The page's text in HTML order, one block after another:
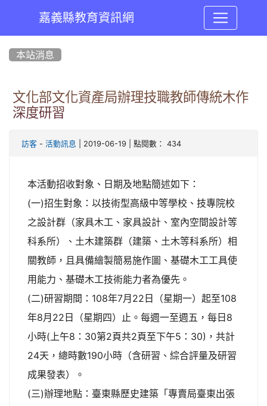
嘉義縣教育資訊網
本站消息
文化部文化資產局辦理技職教師傳統木作
深度研習
訪客 - 活動訊息 | 2019-06-19 | 點閱數： 434
本活動招收對象、日期及地點簡述如下：
(一)招生對象：以技術型高級中等學校、技專院校
之設計群（家具木工、家具設計、室內空間設計等
科系所）、土木建築群（建築、土木等科系所）相
關教師，且具備繪製簡易施作圖、基礎木工工具使
用能力、基礎木工技術能力者為優先。
(二)研習期間：108年7月22日（星期一）起至108
年8月22日（星期四）止。每週一至週五，每日8
小時(上午8：30第2頁共2頁至下午5：30)，共計
24天，總時數190小時（含研習、綜合評量及研習
成果發表）。
(三)辦理地點：臺東縣歷史建築「專賣局臺東出張